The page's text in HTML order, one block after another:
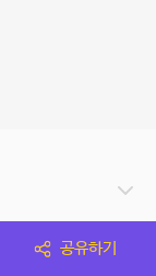
공유하기